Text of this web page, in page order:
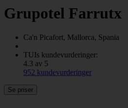
Grupotel Farrutx
Ca'n Picafort, Mallorca, Spania
TUIs kundevurderinger:
4.3 av 5
952 kundevurderinger
Se priser